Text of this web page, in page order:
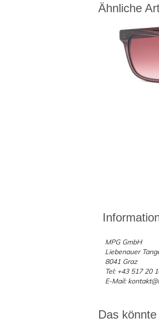
Ähnliche
MPG GmbH
Liebenauer
8041 Graz
Tel: +43 517 20
E-Mail:
Das